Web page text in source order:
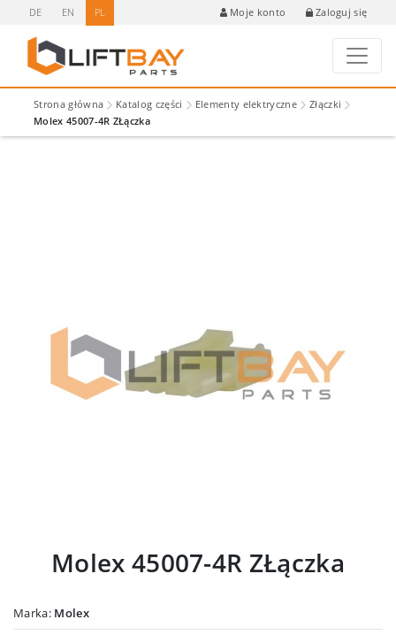
DE EN PL Moje konto Zaloguj się
Strona główna Katalog części Elementy elektryczne
Złączki
Molex 45007-4R ZŁączka
Molex 45007-4R ZŁączka
Marka: Molex